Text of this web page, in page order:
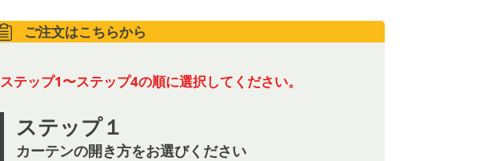
ご注文はこちらから
ステップ1〜ステップ4の順に選択してください。
ステップ１
カーテンの開き方をお選びください